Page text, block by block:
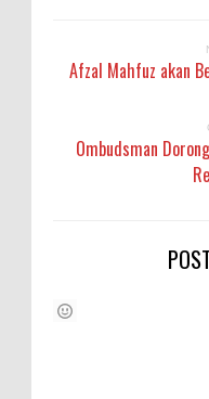
Afzal Mahfuz akan
Ombudsman